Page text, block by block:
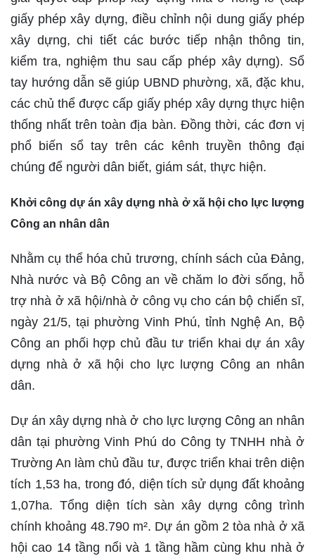
giấy phép xây dựng, điều chỉnh nội dung giấy phép
xây dựng, chi tiết các bước tiếp nhận thông tin,
kiểm tra, nghiệm thu sau cấp phép xây dựng). Sổ
tay hướng dẫn sẽ giúp UBND phường, xã, đặc khu,
các chủ thể được cấp giấy phép xây dựng thực hiện
thống nhất trên toàn địa bàn. Đồng thời, các đơn vị
phổ biến sổ tay trên các kênh truyền thông đại
chúng để người dân biết, giám sát, thực hiện.
Khởi công dự án xây dựng nhà ở xã hội cho lực lượng
Công an nhân dân
Nhằm cụ thể hóa chủ trương, chính sách của Đảng,
Nhà nước và Bộ Công an về chăm lo đời sống, hỗ
trợ nhà ở xã hội/nhà ở công vụ cho cán bộ chiến sĩ,
ngày 21/5, tại phường Vinh Phú, tỉnh Nghệ An, Bộ
Công an phối hợp chủ đầu tư triển khai dự án xây
dựng nhà ở xã hội cho lực lượng Công an nhân
dân.
Dự án xây dựng nhà ở cho lực lượng Công an nhân
dân tại phường Vinh Phú do Công ty TNHH nhà ở
Trường An làm chủ đầu tư, được triển khai trên diện
tích 1,53 ha, trong đó, diện tích sử dụng đất khoảng
1,07ha. Tổng diện tích sàn xây dựng công trình
chính khoảng 48.790 m². Dự án gồm 2 tòa nhà ở xã
hội cao 14 tầng nổi và 1 tầng hầm cùng khu nhà ở